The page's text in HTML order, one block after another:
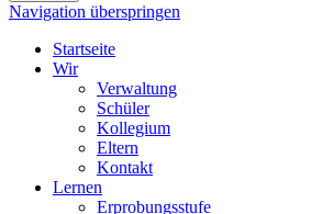
Navigation überspringen
Startseite
Wir
Verwaltung
Schüler
Kollegium
Eltern
Kontakt
Lernen
Erprobungsstufe